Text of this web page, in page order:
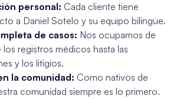
personal: Cada cliente tiene
a Daniel Sotelo y su equipo bilingüe.
de casos: Nos ocupamos de
registros médicos hasta las
y los litigios.
la comunidad: Como nativos de
comunidad siempre es lo primero.